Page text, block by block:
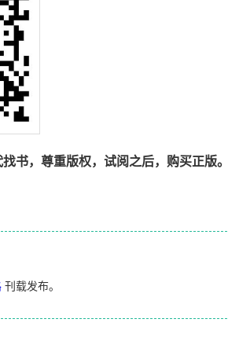
书，尊重版权，试阅之后，购买正版
刊载发布。